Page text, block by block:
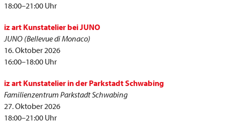
18:00–21:00 Uhr
iz art Kunstatelier bei JUNO
JUNO (Bellevue di Monaco)
16. Oktober 2026
16:00–18:00 Uhr
iz art Kunstatelier in der Parkstadt Schwabing
Familienzentrum Parkstadt Schwabing
27. Oktober 2026
18:00–21:00 Uhr